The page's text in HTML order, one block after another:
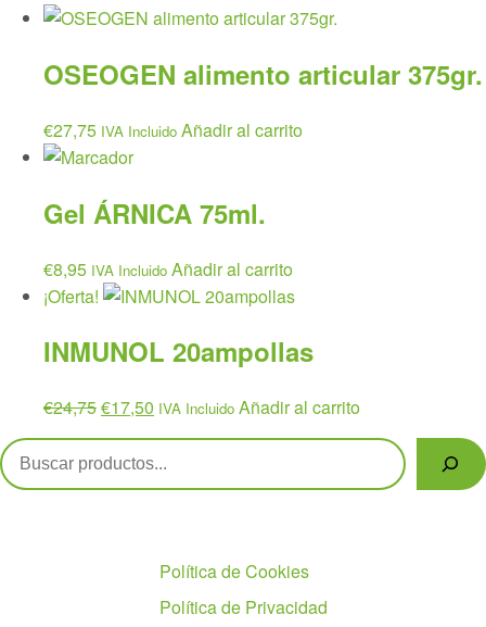
OSEOGEN alimento articular 375gr.
€27,75 IVA Incluido Añadir al carrito
Gel ÁRNICA 75ml.
€8,95 IVA Incluido Añadir al carrito
¡Oferta!
INMUNOL 20ampollas
€24,75El
precio
original
era:
€17,50 El
precio
actual
es:
IVA Incluido Añadir al carrito
Buscar
Política de Cookies
Política de Privacidad